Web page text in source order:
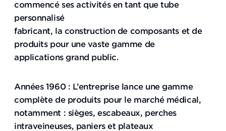
commencé ses activités en tant que tube
personnalisé
fabricant, la construction de composants et de
produits pour une vaste gamme de
applications grand public.
Années 1960 : L’entreprise lance une gamme
complète de produits pour le marché médical,
notamment : sièges, escabeaux, perches
intraveineuses, paniers et plateaux